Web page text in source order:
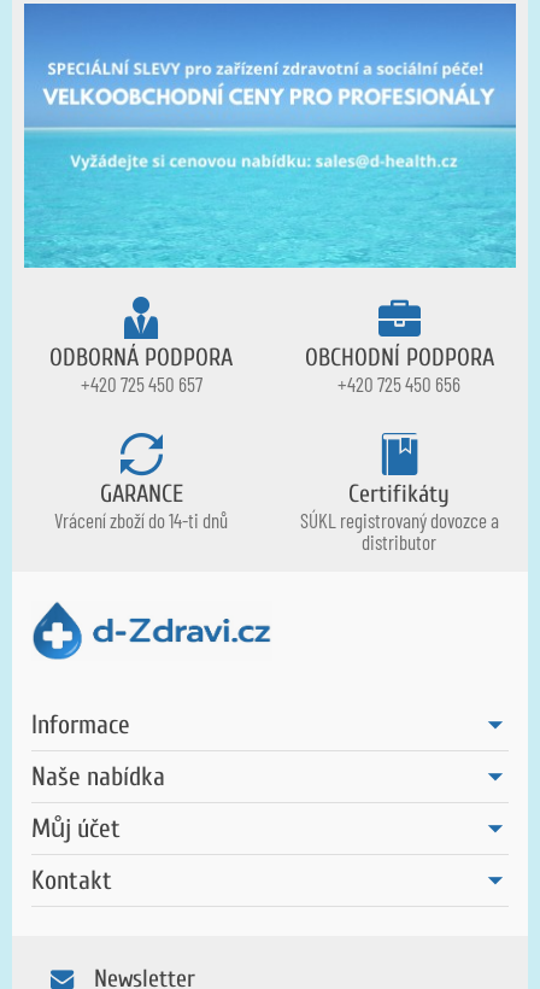
ODBORNÁ PODPORA
+420 725 450 657
OBCHODNÍ PODPORA
+420 725 450 656
GARANCE
Vrácení zboží do 14-ti dnů
Certifikáty
SÚKL registrovaný dovozce a
distributor
Informace
Naše nabídka
Můj účet
Kontakt
Newsletter